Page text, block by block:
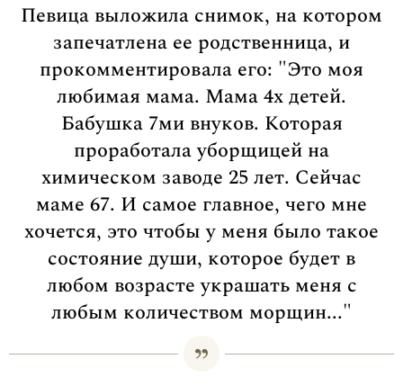
Певица выложила снимок, на котором
запечатлена ее родственница, и
прокомментировала его: "Это моя
любимая мама. Мама 4х детей.
Бабушка 7ми внуков. Которая
проработала уборщицей на
химическом заводе 25 лет. Сейчас
маме 67. И самое главное, чего мне
хочется, это чтобы у меня было такое
состояние души, которое будет в
любом возрасте украшать меня с
любым количеством морщин..."